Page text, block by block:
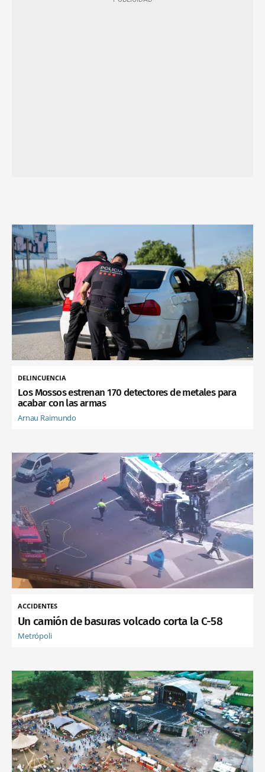
DELINCUENCIA
Los Mossos estrenan 170 detectores de metales para
acabar con las armas
Arnau Raimundo
ACCIDENTES
Un camión de basuras volcado corta la C-58
Metrópoli